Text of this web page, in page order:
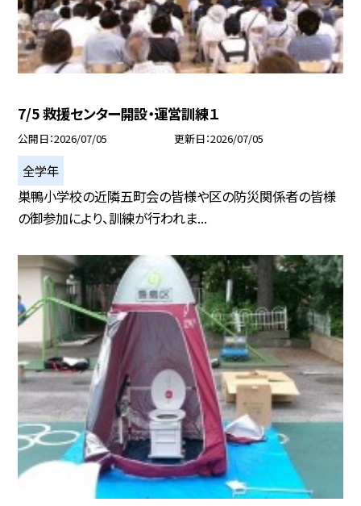
7/5 救援センター開設・運営訓練１
公開日 2026/07/05 更新日 2026/07/05
全学年
巣鴨小学校の近隣五町会の皆様や区の防災関係者の皆様
の御参加により、訓練が行われま...